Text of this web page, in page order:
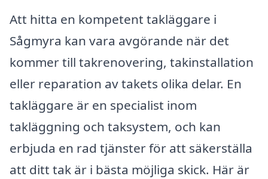
Att hitta en kompetent takläggare i
Sågmyra kan vara avgörande när det
kommer till takrenovering, takinstallation
eller reparation av takets olika delar. En
takläggare är en specialist inom
takläggning och taksystem, och kan
erbjuda en rad tjänster för att säkerställa
att ditt tak är i bästa möjliga skick. Här är